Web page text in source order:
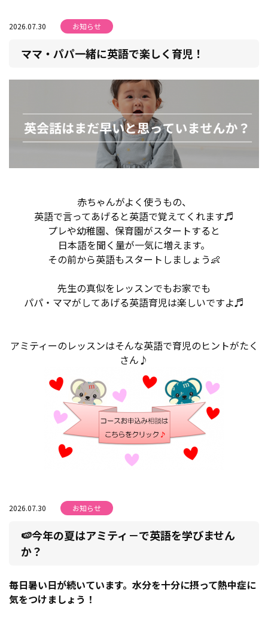
2026.07.30 お知らせ
ママ・パパ一緒に英語で楽しく育児！
赤ちゃんがよく使うもの、
英語で言ってあげると英語で覚えてくれます♬
プレや幼稚園、保育園がスタートすると
日本語を聞く量が一気に増えます。
その前から英語もスタートしましょう👶
先生の真似をレッスンでもお家でも
パパ・ママがしてあげる英語育児は楽しいですよ♬
アミティーのレッスンはそんな英語で育児のヒントがたく
さん♪
2026.07.30 お知らせ
🍉今年の夏はアミティ－で英語を学びません
か？
毎日暑い日が続いています。水分を十分に摂って熱中症に
気をつけましょう！